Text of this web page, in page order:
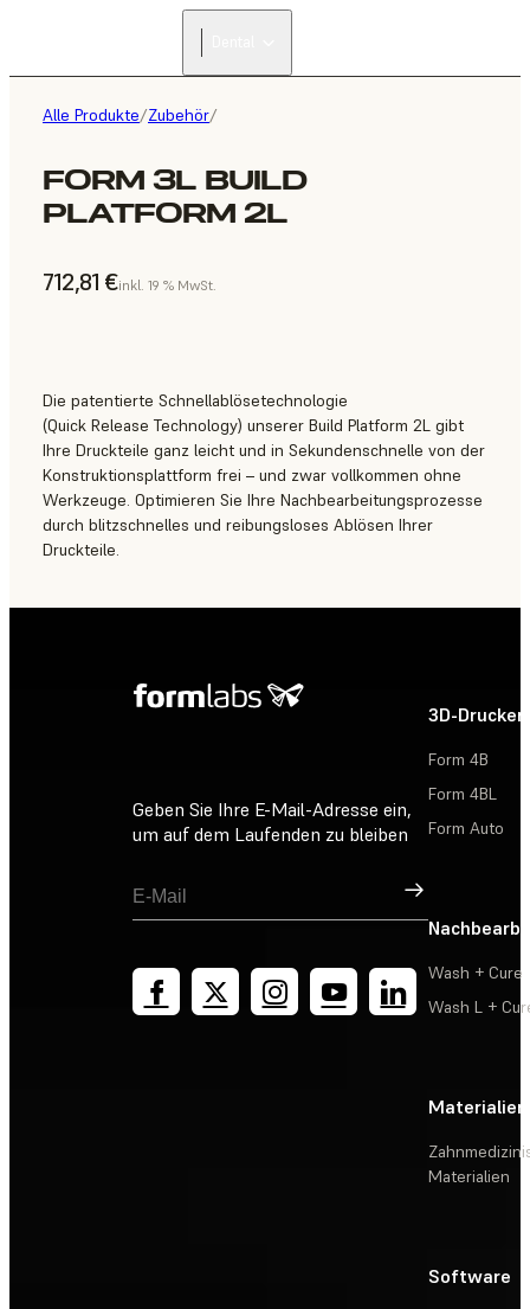
Alle Produkte/Zubehör/
FORM 3L BUILD
PLATFORM 2L
712,81 €inkl. 19 % MwSt.
Die patentierte Schnellablösetechnologie
(Quick Release Technology) unserer Build Platform 2L gibt
Ihre Druckteile ganz leicht und in Sekundenschnelle von der
Konstruktionsplattform frei – und zwar vollkommen ohne
Werkzeuge. Optimieren Sie Ihre Nachbearbeitungsprozesse
durch blitzschnelles und reibungsloses Ablösen Ihrer
Druckteile.
Geben Sie Ihre E-Mail-Adresse ein,
um auf dem Laufenden zu bleiben
Registrieren
3D-Drucker
Form 4B
Form 4BL
Form Auto
Wash + Cure
Wash L +
Materialien
Materialien
Software